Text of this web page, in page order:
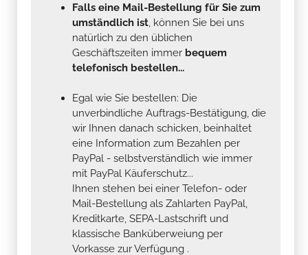
Falls eine Mail-Bestellung für Sie zum
umständlich ist, können Sie bei uns
natürlich zu den üblichen
Geschäftszeiten immer bequem
telefonisch bestellen...
Egal wie Sie bestellen: Die
unverbindliche Auftrags-Bestätigung, die
wir Ihnen danach schicken, beinhaltet
eine Information zum Bezahlen per
PayPal - selbstverständlich wie immer
mit PayPal Käuferschutz...
Ihnen stehen bei einer Telefon- oder
Mail-Bestellung als Zahlarten PayPal,
Kreditkarte, SEPA-Lastschrift und
klassische Banküberweiung per
Vorkasse zur Verfügung .